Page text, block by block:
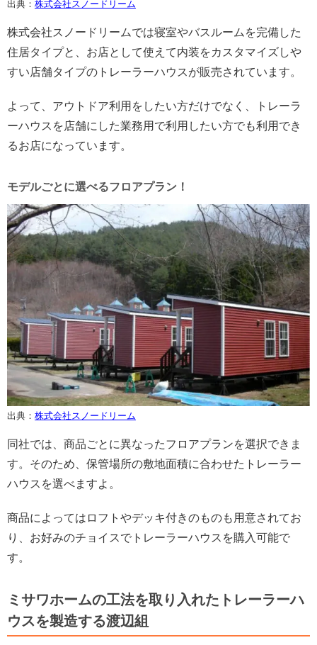
出典： 株式会社スノードリーム
株式会社スノードリームでは寝室やバスルームを完備した
住居タイプと、お店として使えて内装をカスタマイズしや
すい店舗タイプのトレーラーハウスが販売されています。
よって、アウトドア利用をしたい方だけでなく、トレーラ
ーハウスを店舗にした業務用で利用したい方でも利用でき
るお店になっています。
モデルごとに選べるフロアプラン！
出典： 株式会社スノードリーム
同社では、商品ごとに異なったフロアプランを選択できま
す。そのため、保管場所の敷地面積に合わせたトレーラー
ハウスを選べますよ。
商品によってはロフトやデッキ付きのものも用意されてお
り、お好みのチョイスでトレーラーハウスを購入可能で
す。
ミサワホームの工法を取り入れたトレーラーハ
ウスを製造する渡辺組